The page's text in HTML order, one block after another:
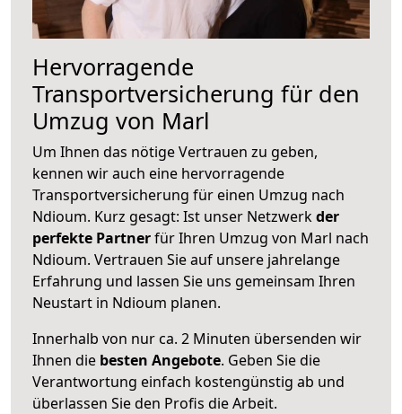
Hervorragende
Transportversicherung für den
Umzug von Marl
Um Ihnen das nötige Vertrauen zu geben,
kennen wir auch eine hervorragende
Transportversicherung für einen Umzug nach
Ndioum. Kurz gesagt: Ist unser Netzwerkder
perfekte Partnerfür Ihren Umzug von Marl nach
Ndioum. Vertrauen Sie auf unsere jahrelange
Erfahrung und lassen Sie uns gemeinsam Ihren
Neustart in Ndioum planen.
Innerhalb von nur ca. 2 Minuten übersenden wir
Ihnen die besten Angebote. Geben Sie die
Verantwortung einfach kostengünstig ab und
überlassen Sie den Profis die Arbeit.